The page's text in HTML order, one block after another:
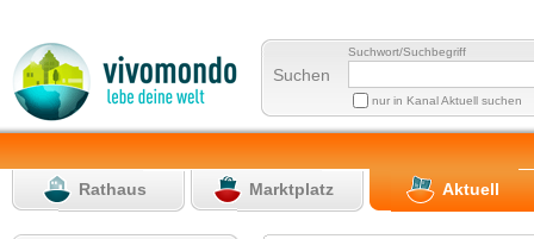
Suchen
Suchwort/Suchbegriff
nur in Kanal Aktuell suchen
Rathaus Marktplatz Aktuell